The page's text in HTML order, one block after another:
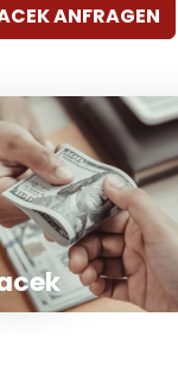
ANFRAGEN